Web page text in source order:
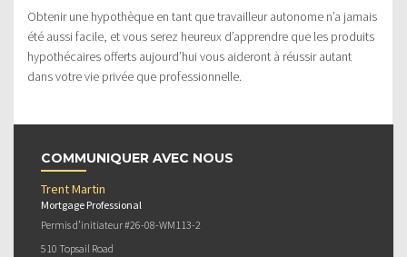
Obtenir une hypothèque en tant que travailleur autonome n’a jamais
été aussi facile, et vous serez heureux d’apprendre que les produits
hypothécaires offerts aujourd’hui vous aideront à réussir autant
dans votre vie privée que professionnelle.
COMMUNIQUER AVEC NOUS
Trent Martin
Mortgage Professional
Permis d’initiateur #26-08-WM113-2
510 Topsail Road